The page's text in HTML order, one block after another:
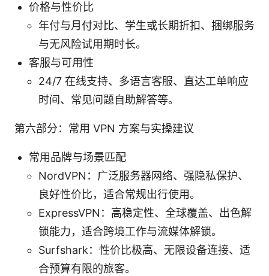
价格与性价比
年付与月付对比、学生或长期折扣、捆绑服务
与无风险试用期时长。
客服与可用性
24/7 在线支持、多语言客服、直达工单响应
时间、常见问题自助解答等。
第六部分：常用 VPN 方案与实操建议
常用品牌与场景匹配
NordVPN：广泛服务器网络、强隐私保护、
良好性价比，适合常规出行使用。
ExpressVPN：高稳定性、全球覆盖、出色解
锁能力，适合跨境工作与流媒体解锁。
Surfshark：性价比极高、无限设备连接、适
合预算有限的旅客。